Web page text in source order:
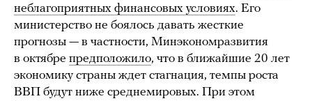
неблагоприятных финансовых условиях. Его
министерство не боялось давать жесткие
прогнозы — в частности, Минэкономразвития
в октябре предположило, что в ближайшие 20 лет
экономику страны ждет стагнация, темпы роста
ВВП будут ниже среднемировых. При этом